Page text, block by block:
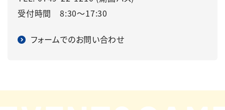
受付時間 8:30～17:30
フォームでのお問い合わせ